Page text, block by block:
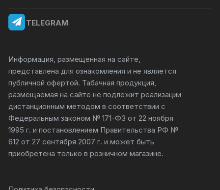
TELEGRAM
Информация, размещенная на сайте,
представлена для ознакомления и не является
публичной офертой. Табачная продукция,
размещаемая на сайте не подлежит реализации
дистанционным методом в соответствии с
Федеральным законом № 171-ФЗ от 22 ноября
1995 г. и постановлением Правительства РФ №
612 от 27 сентября 2007 г. и может быть
приобретена только в розничном магазине.